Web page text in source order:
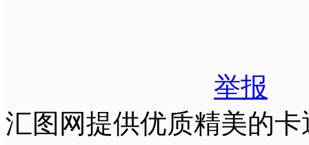
举报
汇图网提供优质精美的